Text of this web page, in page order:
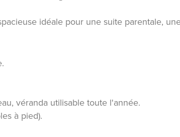
idéale pour une suite parentale,
véranda utilisable toute l'année.
à pied).